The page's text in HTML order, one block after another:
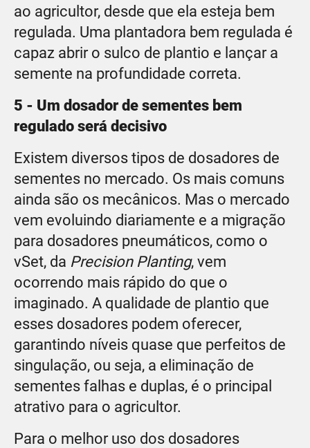
ao agricultor, desde que ela esteja bem
regulada. Uma plantadora bem regulada é
capaz abrir o sulco de plantio e lançar a
semente na profundidade correta.
5 - Um dosador de sementes bem
regulado será decisivo
Existem diversos tipos de dosadores de
sementes no mercado. Os mais comuns
ainda são os mecânicos. Mas o mercado
vem evoluindo diariamente e a migração
para dosadores pneumáticos, como o
vSet, da Precision Planting, vem
ocorrendo mais rápido do que o
imaginado. A qualidade de plantio que
esses dosadores podem oferecer,
garantindo níveis quase que perfeitos de
singulação, ou seja, a eliminação de
sementes falhas e duplas, é o principal
atrativo para o agricultor.
Para o melhor uso dos dosadores